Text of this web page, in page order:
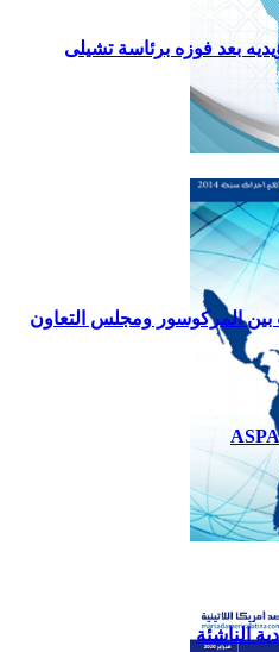
لسنة
بعد فوزه برئاسة تشيلى
بين المركوسور ومجلس التعاون
الناشئة